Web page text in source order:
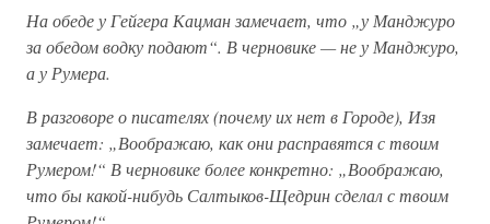
На обеде у Гейгера Кацман замечает, что „у Манджуро
за обедом водку подают“. В черновике — не у Манджуро,
а у Румера.
В разговоре о писателях (почему их нет в Городе), Изя
замечает: „Воображаю, как они расправятся с твоим
Румером!“ В черновике более конкретно: „Воображаю,
что бы какой-нибудь Салтыков-Щедрин сделал с твоим